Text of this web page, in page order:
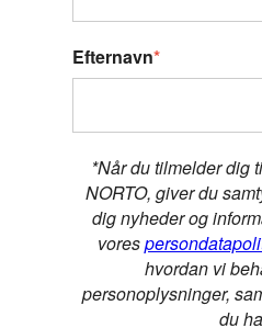
Efternavn*
*Når du tilmelder dig
NORTO, giver du
dig nyheder og
vores
hvordan vi
personoplysninger,
du